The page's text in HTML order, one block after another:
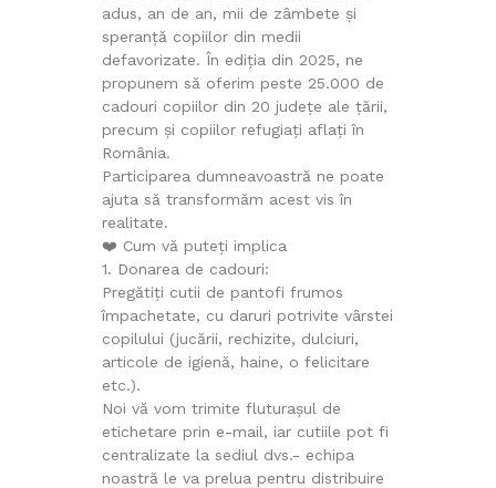
adus, an de an, mii de zâmbete și
speranță copiilor din medii
defavorizate. În ediția din 2025, ne
propunem să oferim peste 25.000 de
cadouri copiilor din 20 județe ale țării,
precum și copiilor refugiați aflați în
România.
Participarea dumneavoastră ne poate
ajuta să transformăm acest vis în
realitate.
❤️ Cum vă puteți implica
1. Donarea de cadouri:
Pregătiți cutii de pantofi frumos
împachetate, cu daruri potrivite vârstei
copilului (jucării, rechizite, dulciuri,
articole de igienă, haine, o felicitare
etc.).
Noi vă vom trimite fluturașul de
etichetare prin e-mail, iar cutiile pot fi
centralizate la sediul dvs.- echipa
noastră le va prelua pentru distribuire